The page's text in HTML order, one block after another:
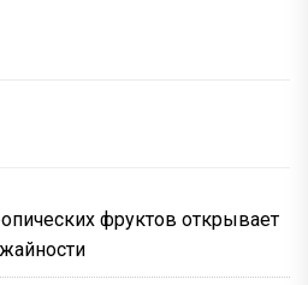
фруктов открывает